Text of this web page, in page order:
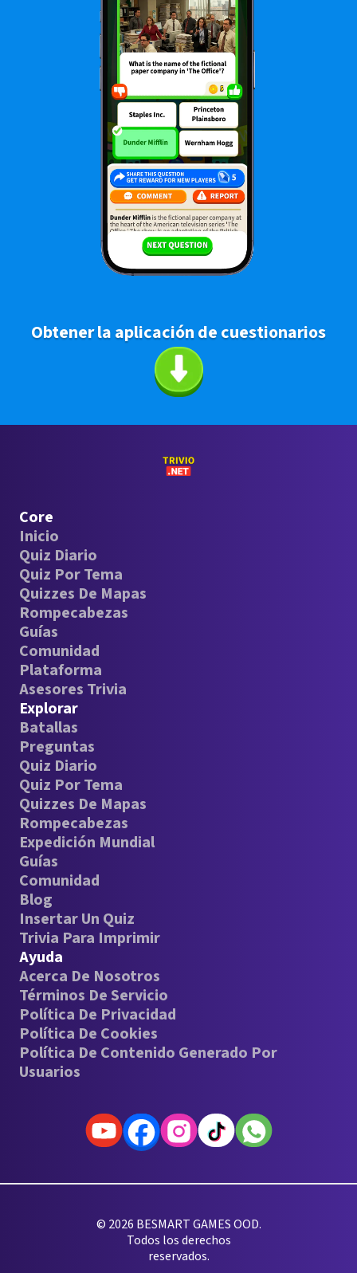
Obtener la aplicación de cuestionarios
Core
Inicio
Quiz Diario
Quiz Por Tema
Quizzes De Mapas
Rompecabezas
Guías
Comunidad
Plataforma
Asesores Trivia
Explorar
Batallas
Preguntas
Quiz Diario
Quiz Por Tema
Quizzes De Mapas
Rompecabezas
Expedición Mundial
Guías
Comunidad
Blog
Insertar Un Quiz
Trivia Para Imprimir
Ayuda
Acerca De Nosotros
Términos De Servicio
Política De Privacidad
Política De Cookies
Política De Contenido Generado Por
Usuarios
© 2026 BESMART GAMES OOD.
Todos los derechos
reservados.